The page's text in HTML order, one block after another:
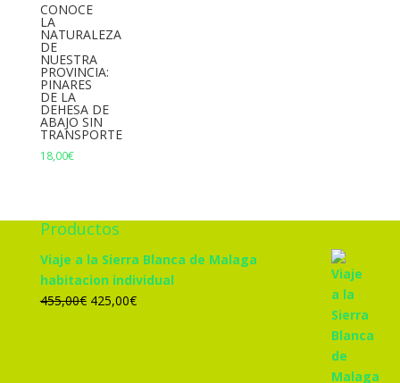
CONOCE
LA
NATURALEZA
DE
NUESTRA
PROVINCIA:
PINARES
DE LA
DEHESA DE
ABAJO SIN
TRANSPORTE
18,00€
Productos
Viaje a la Sierra Blanca de Malaga
habitacion individual
455,00€ El
425,00€El